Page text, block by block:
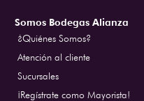
Somos Bodegas Alianza
¿Quiénes Somos?
Atención al cliente
Sucursales
¡Regístrate como Mayorista!